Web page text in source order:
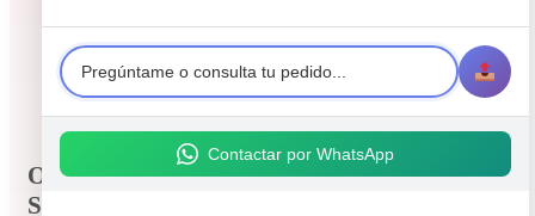
Opción 3.
Solicita cotización
Contactar por WhatsApp